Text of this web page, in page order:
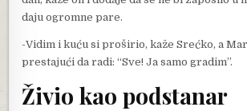
daju ogromne pare.
-Vidim i kuću si proširio, kaže Srećko, a
prestajući da radi: “Sve! Ja samo gradim”.
Živio kao podstanar